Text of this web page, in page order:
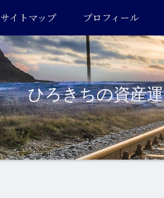
ひろきちの資産
サイトマップ プロフィール